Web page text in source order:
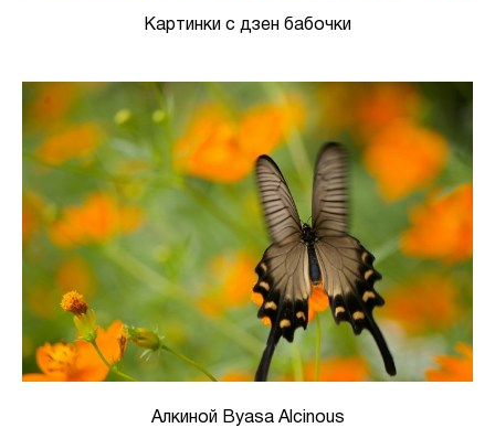
Картинки с дзен бабочки
Алкиной Byasa Alcinous